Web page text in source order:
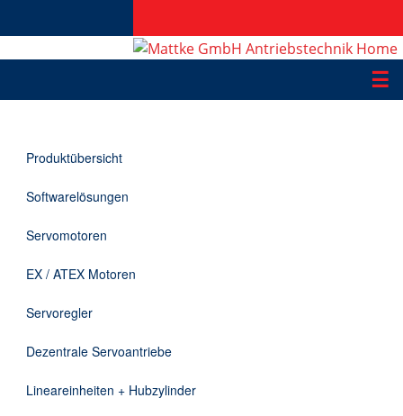
☰
Applikationen
Informationen
Downloads
Kontakt
Produktübersicht
Softwarelösungen
Servomotoren
EX / ATEX Motoren
Servoregler
Dezentrale Servoantriebe
Lineareinheiten + Hubzylinder